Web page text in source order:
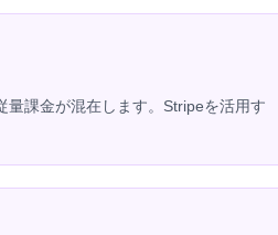
課金が混在します。Stripeを活用す